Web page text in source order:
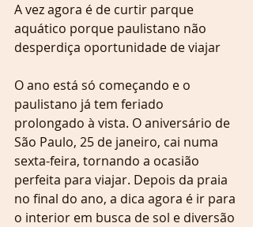
A vez agora é de curtir parque
aquático porque paulistano não
desperdiça oportunidade de viajar
O ano está só começando e o
paulistano já tem feriado
prolongado à vista. O aniversário de
São Paulo, 25 de janeiro, cai numa
sexta-feira, tornando a ocasião
perfeita para viajar. Depois da praia
no final do ano, a dica agora é ir para
o interior em busca de sol e diversão